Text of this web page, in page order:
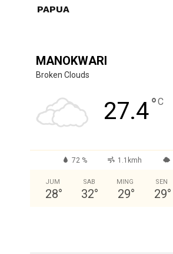
PAPUA
MANOKWARI
Broken Clouds
27.4°C
72 % 1.1kmh
JUM
28°
SAB
32°
MING
29°
SEN
29°